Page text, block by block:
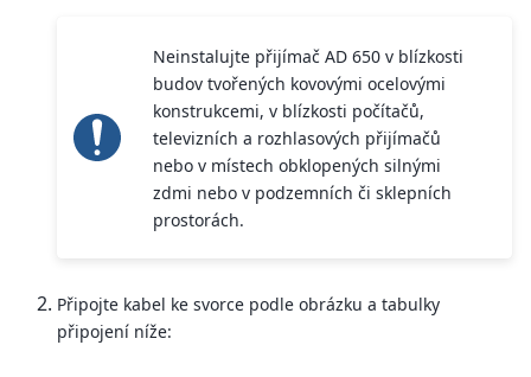
Neinstalujte přijímač AD 650 v blízkosti
budov tvořených kovovými ocelovými
konstrukcemi, v blízkosti počítačů,
televizních a rozhlasových přijímačů
nebo v místech obklopených silnými
zdmi nebo v podzemních či sklepních
prostorách.
Připojte kabel ke svorce podle obrázku a tabulky
připojení níže: